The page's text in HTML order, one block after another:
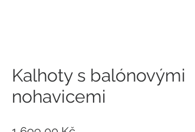
Kalhoty s balónovými
nohavicemi